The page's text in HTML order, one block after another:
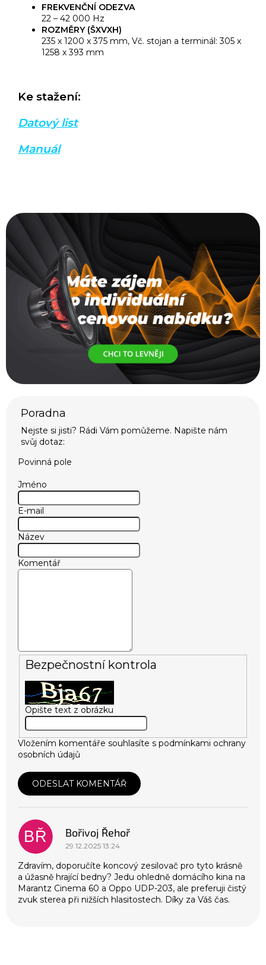
FREKVENČNÍ ODEZVA
22 – 42 000 Hz
ROZMĚRY (ŠXVXH)
235 x 1200 x 375 mm, Vč. stojan a terminál: 305 x
1258 x 393 mm
Ke stažení:
Datový list
Manuál
Povinná pole
Jméno
E-mail
Název
Komentář
Bezpečnostní kontrola
Opište text z obrázku
Vložením komentáře souhlasíte s podmínkami ochrany
osobních údajů
ODESLAT KOMENTÁŘ
ý
p
i
s
i
s
k
u
BŘ Bořivoj Řehoř
29.12.2025 13:24
Zdravím, doporučíte koncový zesilovač pro tyto krásně
a úžasně hrající bedny? Jedu ohledně domácího kina na
Marantz Cinema 60 a Oppo UDP-203, ale preferuji čistý
zvuk sterea při nižších hlasitostech. Díky za Váš čas.